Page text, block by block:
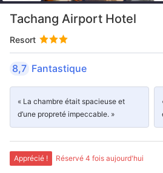
Tachang Airport Hotel
Resort
8,7 Fantastique
« La chambre était spacieuse et
d’une propreté impeccable. »
Apprécié ! Réservé 4 fois aujourd'hui